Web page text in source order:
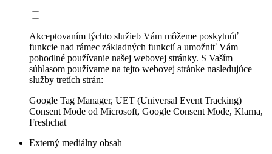
Akceptovaním týchto služieb Vám môžeme poskytnúť
funkcie nad rámec základných funkcií a umožniť Vám
pohodlné používanie našej webovej stránky. S Vaším
súhlasom používame na tejto webovej stránke nasledujúce
služby tretích strán:
Google Tag Manager, UET (Universal Event Tracking)
Consent Mode od Microsoft, Google Consent Mode, Klarna,
Freshchat
Externý mediálny obsah